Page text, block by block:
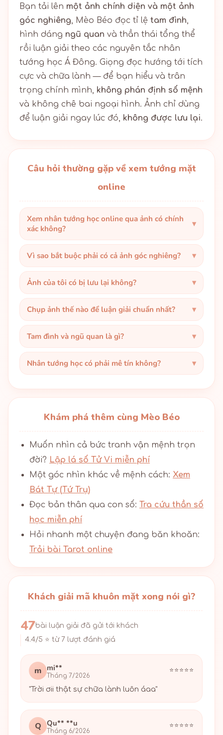
Bạn tải lên một ảnh chính diện và một ảnh
góc nghiêng, Mèo Béo đọc tỉ lệ tam đình,
hình dáng ngũ quan và thần thái tổng thể
rồi luận giải theo các nguyên tắc nhân
tướng học Á Đông. Giọng đọc hướng tới tích
cực và chữa lành — để bạn hiểu và trân
trọng chính mình, không phán định số mệnh
và không chê bai ngoại hình. Ảnh chỉ dùng
để luận giải ngay lúc đó, không được lưu lại.
Câu hỏi thường gặp về xem tướng mặt
online
Xem nhân tướng học online qua ảnh có chính
xác không?
Vì sao bắt buộc phải có cả ảnh góc nghiêng?
Ảnh của tôi có bị lưu lại không?
Chụp ảnh thế nào để luận giải chuẩn nhất?
Tam đình và ngũ quan là gì?
Nhân tướng học có phải mê tín không?
Khám phá thêm cùng Mèo Béo
Muốn nhìn cả bức tranh vận mệnh trọn
đời? Lập lá số Tử Vi miễn phí
Một góc nhìn khác về mệnh cách: Xem
Bát Tự (Tứ Trụ)
Đọc bản thân qua con số: Tra cứu thần số
học miễn phí
Hỏi nhanh một chuyện đang băn khoăn:
Trải bài Tarot online
Khách giải mã khuôn mặt xong nói gì?
47bài luận giải đã gửi tới khách
4.4/5 ⭐ từ 7 lượt đánh giá
m mi**
Tháng 7/2026
⭐⭐⭐⭐⭐
"Trời ơii thật sự chữa lành luôn áaa"
Q Qu** **u
Tháng 6/2026
⭐⭐⭐⭐⭐